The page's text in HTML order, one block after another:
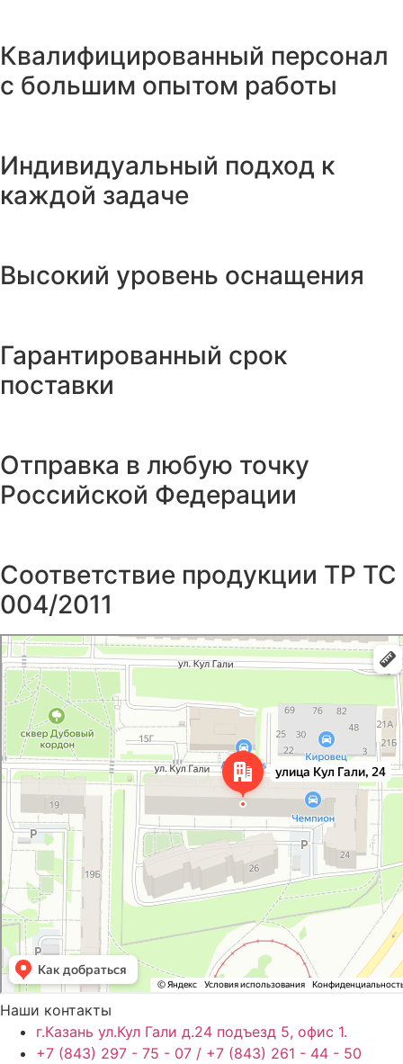
Квалифицированный персонал
с большим опытом работы
Индивидуальный подход к
каждой задаче
Высокий уровень оснащения
Гарантированный срок
поставки
Отправка в любую точку
Российской Федерации
Соответствие продукции ТР ТС
004/2011
Казань
Улица Кул Гали, 24 на карте Казани, ближайшее метро Дубравная —
Яндекс Карты
Наши контакты
г.Казань ул.Кул Гали д.24 подъезд 5, офис 1.
+7 (843) 297 - 75 - 07 / +7 (843) 261 - 44 - 50